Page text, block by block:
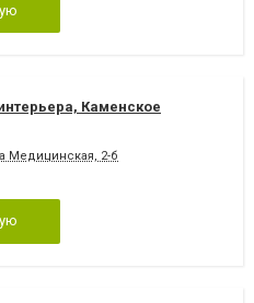
Каменское
Медицинская, 2-б